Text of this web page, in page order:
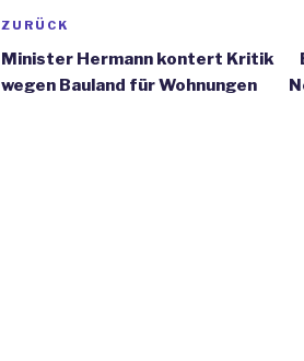
Beitrags-
Navigation
Vorheriger
Beitrag
ZURÜCK
Minister Hermann kontert Kritik
wegen Bauland für Wohnungen